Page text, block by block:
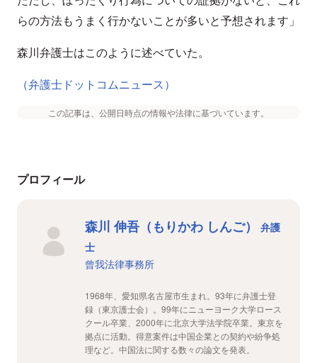
らの方法もうまく行かないことが多いと予想されます」
森川弁護士はこのように述べていた。
（弁護士ドットコムニュース）
この記事は、公開日時点の情報や法律に基づいています。
プロフィール
森川 伸吾（もりかわ しんご）
弁護
士
曾我法律事務所
1968年、愛知県名古屋市生まれ。93年に弁護士登
録（東京護士会）。99年にニューヨーク大学ロース
クール卒業、2000年に北京大学法学院卒業。東京を
拠点に活動。得意案件は中国企業との契約や紛争処
理など。中国法に関する数々の論文を発表。